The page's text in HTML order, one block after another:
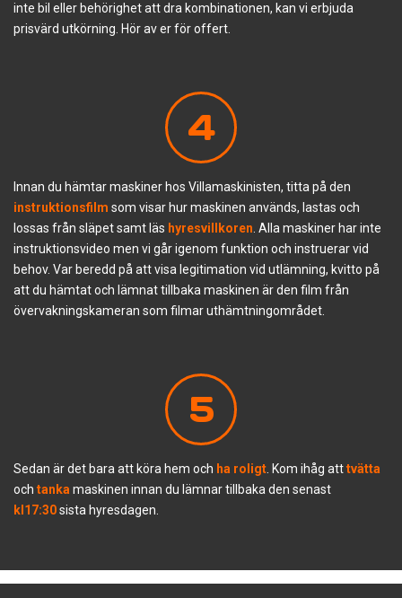
inte bil eller behörighet att dra kombinationen, kan vi erbjuda
prisvärd utkörning. Hör av er för offert.
4
Innan du hämtar maskiner hos Villamaskinisten, titta på den
instruktionsfilm som visar hur maskinen används, lastas och
lossas från släpet samt läs hyresvillkoren . Alla maskiner har inte
instruktionsvideo men vi går igenom funktion och instruerar vid
behov. Var beredd på att visa legitimation vid utlämning, kvitto på
att du hämtat och lämnat tillbaka maskinen är den film från
övervakningskameran som filmar uthämtningområdet.
5
Sedan är det bara att köra hem och ha roligt . Kom ihåg atttvätta
och tanka maskinen innan du lämnar tillbaka den senast
kl17:30sista hyresdagen.